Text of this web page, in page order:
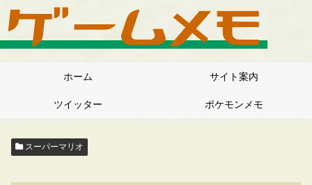
ホーム サイト案内
ツイッター ポケモンメモ
スーパーマリオ